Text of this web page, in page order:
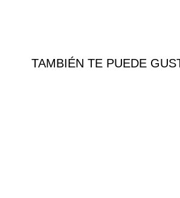
TAMBIÉN TE PUEDE